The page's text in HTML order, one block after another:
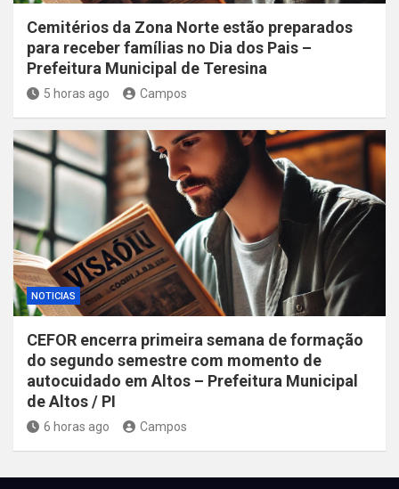
Cemitérios da Zona Norte estão preparados
para receber famílias no Dia dos Pais –
Prefeitura Municipal de Teresina
5 horas ago Campos
NOTICIAS
CEFOR encerra primeira semana de formação
do segundo semestre com momento de
autocuidado em Altos – Prefeitura Municipal
de Altos / PI
6 horas ago Campos